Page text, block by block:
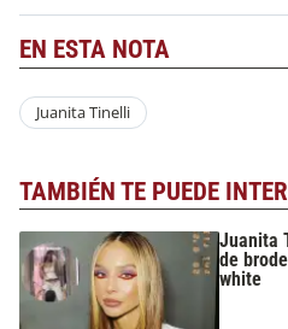
EN ESTA NOTA
Juanita Tinelli
TAMBIÉN TE PUEDE
Juanita
de
white